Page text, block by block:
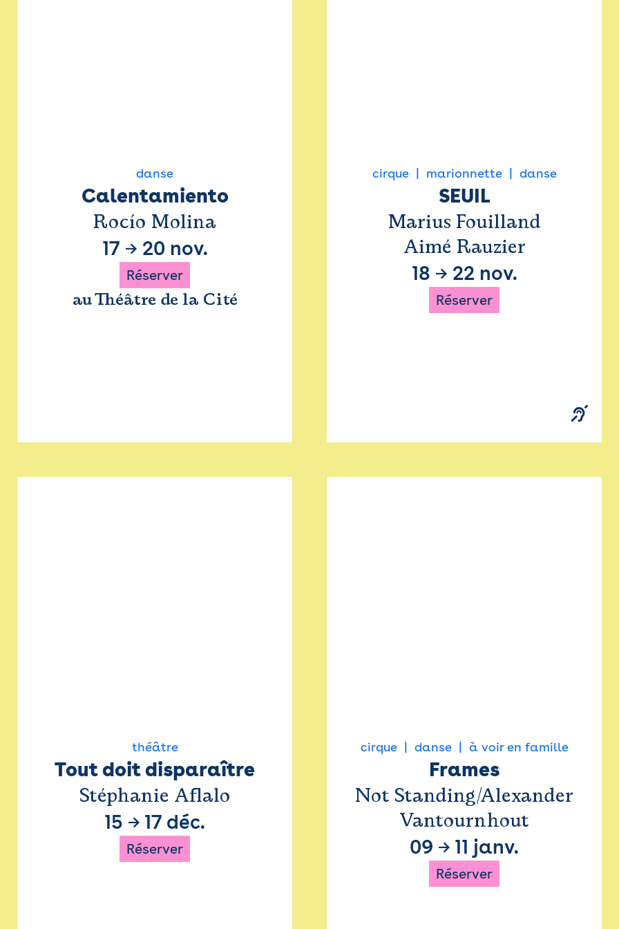
danse
Calentamiento
Rocío Molina
17 → 20 nov.
Réserver
au Théâtre de la Cité
cirque marionnette danse
SEUIL
Marius Fouilland
Aimé Rauzier
18 → 22 nov.
Réserver
théâtre
Tout doit disparaître
Stéphanie Aflalo
15 → 17 déc.
Réserver
cirque danse à voir en famille
Frames
Not Standing/Alexander
Vantournhout
09 → 11 janv.
Réserver